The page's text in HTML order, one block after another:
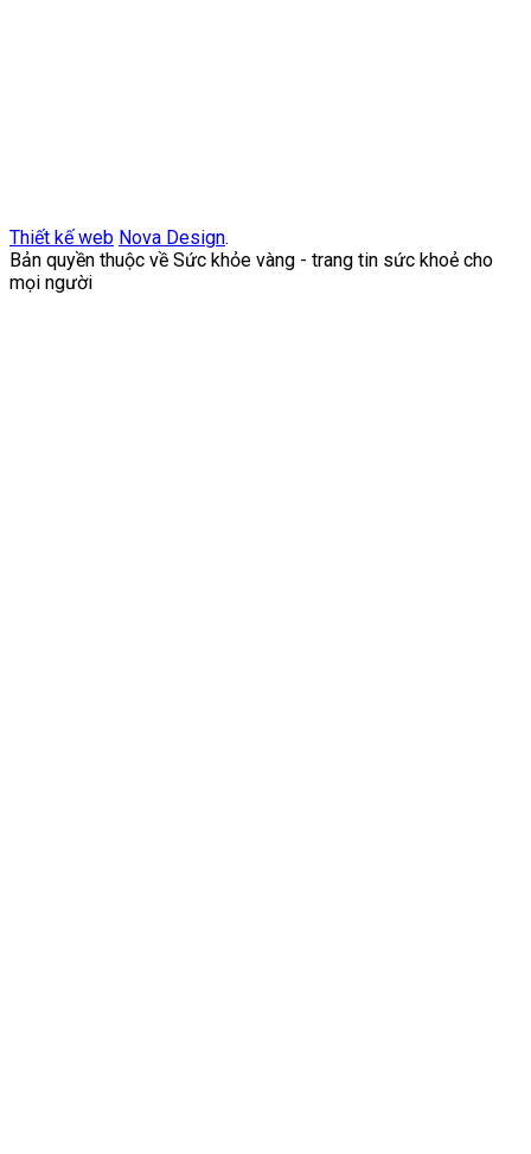
Thiết kế web Nova Design.
Bản quyền thuộc về Sức khỏe vàng - trang tin sức khoẻ cho
mọi người